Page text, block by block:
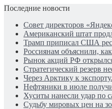
Последние новости
Совет директоров
Американский штат
Трамп приписал США
Россиянам объяснили,
Рынок акций РФ
Стратегический резерв
Через Арктику к
Нефтяники в июле
Хуситы нанесли удар по
Судьбу мировых цен на